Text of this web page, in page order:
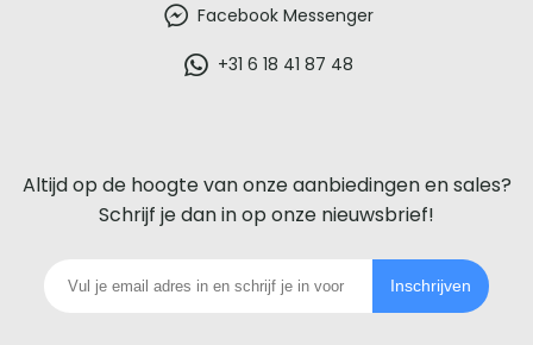
voor
iedere
telefoon
Facebook Messenger
+31 6 18 41 87 48
Altijd op de hoogte van onze aanbiedingen en sales?
Schrijf je dan in op onze nieuwsbrief!
Inschrijven